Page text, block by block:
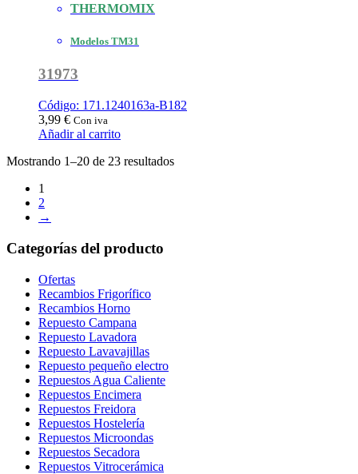
THERMOMIX
Modelos TM31
31973
Código: 171.1240163a-B182
3,99 € Con iva
Añadir al carrito
Mostrando 1–20 de 23 resultadosOrdenado
1
2
→
Categorías del producto
Ofertas
Recambios Frigorífico
Recambios Horno
Repuesto Campana
Repuesto Lavadora
Repuesto Lavavajillas
Repuesto pequeño electro
Repuestos Agua Caliente
Repuestos Encimera
Repuestos Freidora
Repuestos Hostelería
Repuestos Microondas
Repuestos Secadora
Repuestos Vitrocerámica